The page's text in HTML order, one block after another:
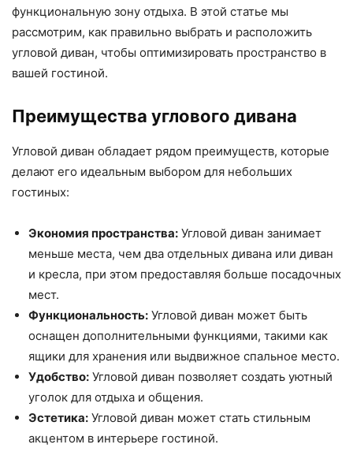
функциональную зону отдыха. В этой статье мы
рассмотрим, как правильно выбрать и расположить
угловой диван, чтобы оптимизировать пространство в
вашей гостиной.
Преимущества углового дивана
Угловой диван обладает рядом преимуществ, которые
делают его идеальным выбором для небольших
гостиных:
Экономия пространства: Угловой диван занимает
меньше места, чем два отдельных дивана или диван
и кресла, при этом предоставляя больше посадочных
мест.
Функциональность: Угловой диван может быть
оснащен дополнительными функциями, такими как
ящики для хранения или выдвижное спальное место.
Удобство: Угловой диван позволяет создать уютный
уголок для отдыха и общения.
Эстетика: Угловой диван может стать стильным
акцентом в интерьере гостиной.